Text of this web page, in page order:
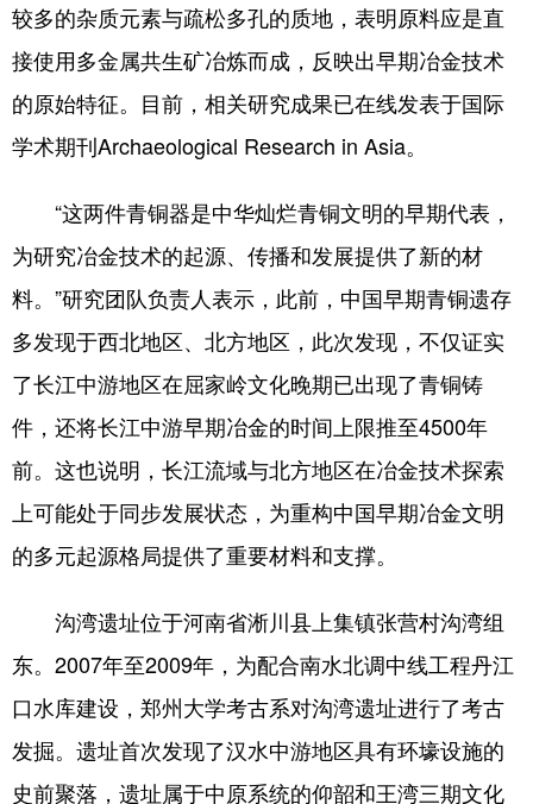
较多的杂质元素与疏松多孔的质地，表明原料应是直
接使用多金属共生矿冶炼而成，反映出早期冶金技术
的原始特征。目前，相关研究成果已在线发表于国际
学术期刊Archaeological Research in Asia。
“这两件青铜器是中华灿烂青铜文明的早期代表，
为研究冶金技术的起源、传播和发展提供了新的材
料。”研究团队负责人表示，此前，中国早期青铜遗存
多发现于西北地区、北方地区，此次发现，不仅证实
了长江中游地区在屈家岭文化晚期已出现了青铜铸
件，还将长江中游早期冶金的时间上限推至4500年
前。这也说明，长江流域与北方地区在冶金技术探索
上可能处于同步发展状态，为重构中国早期冶金文明
的多元起源格局提供了重要材料和支撑。
沟湾遗址位于河南省淅川县上集镇张营村沟湾组
东。2007年至2009年，为配合南水北调中线工程丹江
口水库建设，郑州大学考古系对沟湾遗址进行了考古
发掘。遗址首次发现了汉水中游地区具有环壕设施的
史前聚落，遗址属于中原系统的仰韶和王湾三期文化